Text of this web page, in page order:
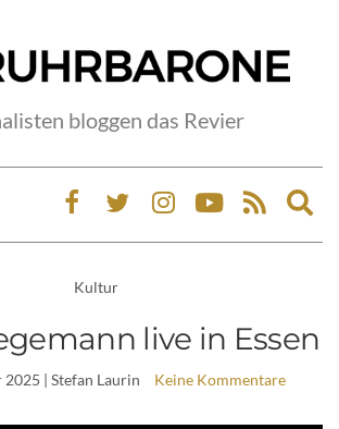
bloggen das Revier
Kultur
live in Essen
2025 | Stefan Laurin Keine Kommentare